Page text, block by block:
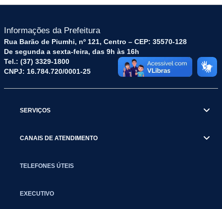
Informações da Prefeitura
Rua Barão de Piumhi, nº 121, Centro – CEP: 35570-128
De segunda a sexta-feira, das 9h às 16h
Tel.: (37) 3329-1800
CNPJ: 16.784.720/0001-25
SERVIÇOS
CANAIS DE ATENDIMENTO
TELEFONES ÚTEIS
EXECUTIVO